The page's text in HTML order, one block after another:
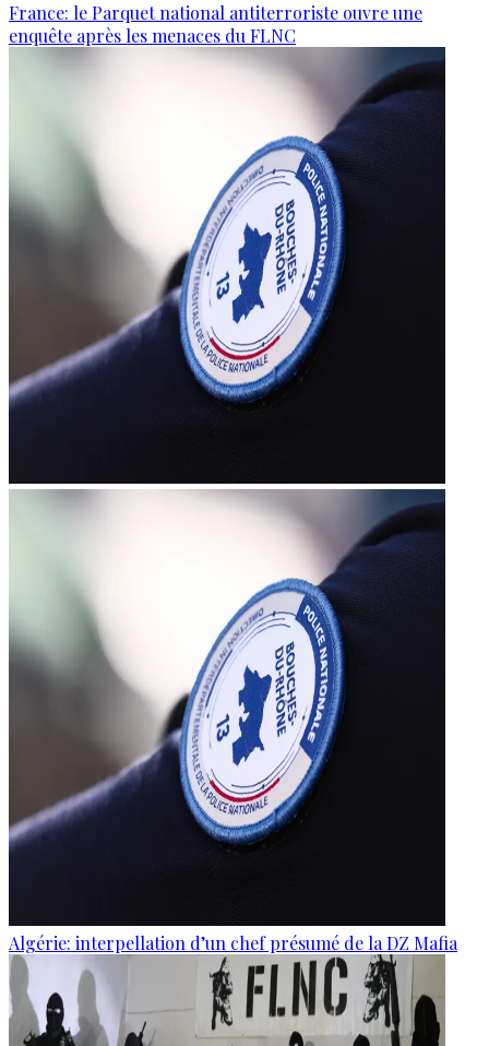
France: le Parquet national antiterroriste ouvre une
enquête après les menaces du FLNC
Algérie: interpellation d’un chef présumé de la DZ Mafia